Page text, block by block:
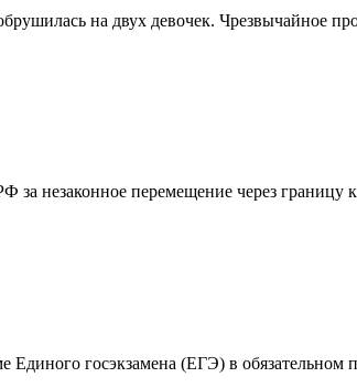
на двух девочек. Чрезвычайное
незаконное перемещение через
госэкзамена (ЕГЭ) в обязательном